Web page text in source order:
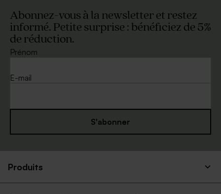
Abonnez-vous à la newsletter et restez
informé. Petite surprise : bénéficiez de 5%
de réduction.
Prénom
E-mail
S'abonner
Produits